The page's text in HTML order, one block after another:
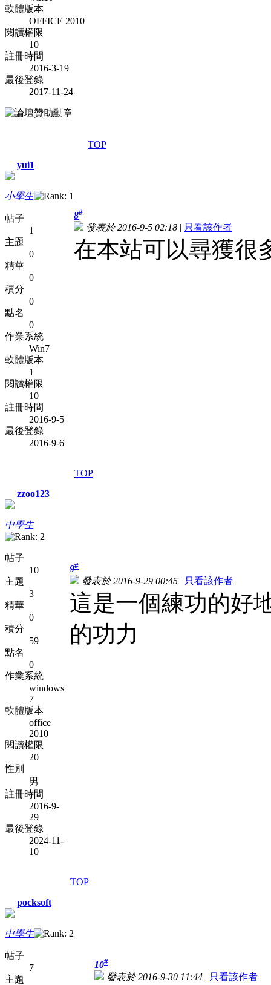
軟體版本
OFFICE 2010
閱讀權限
10
註冊時間
2016-3-19
最後登錄
2017-11-24
TOP
yui1
小學生
帖子
1
主題
0
精華
0
積分
0
點名
0
作業系統
Win7
軟體版本
1
閱讀權限
10
註冊時間
2016-9-5
最後登錄
2016-9-6
8#
發表於 2016-9-5 02:18 | 只看該作者
在本站可以尋獲很
TOP
zzoo123
中學生
帖子
10
主題
3
精華
0
積分
59
點名
0
作業系統
windows
7
軟體版本
office
2010
閱讀權限
20
性別
男
註冊時間
2016-9-
29
最後登錄
2024-11-
10
9#
發表於 2016-9-29 00:45 | 只看該作者
這是一個練功的好
的功力
TOP
pocksoft
中學生
帖子
7
主題
10#
發表於 2016-9-30 11:44 | 只看該作者